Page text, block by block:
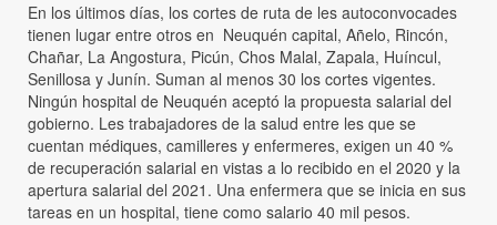
En los últimos días, los cortes de ruta de les autoconvocades
tienen lugar entre otros en Neuquén capital, Añelo, Rincón,
Chañar, La Angostura, Picún, Chos Malal, Zapala, Huíncul,
Senillosa y Junín. Suman al menos 30 los cortes vigentes.
Ningún hospital de Neuquén aceptó la propuesta salarial del
gobierno. Les trabajadores de la salud entre les que se
cuentan médiques, camilleres y enfermeres, exigen un 40 %
de recuperación salarial en vistas a lo recibido en el 2020 y la
apertura salarial del 2021. Una enfermera que se inicia en sus
tareas en un hospital, tiene como salario 40 mil pesos.